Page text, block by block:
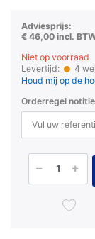
Adviesprijs:
€ 46,00 incl.
Niet op voorraad
Levertijd:
4
Houd mij op de
Orderregel notitie